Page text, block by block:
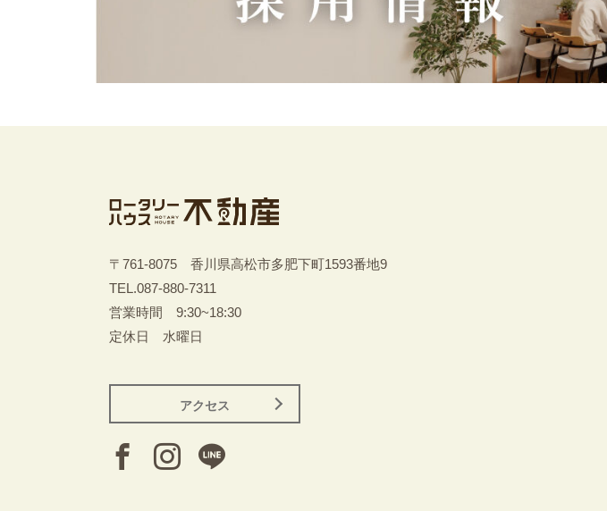
〒761-8075 香川県高松市多肥下町1593番地9
TEL.087-880-7311
営業時間 9:30~18:30
定休日 水曜日
アクセス